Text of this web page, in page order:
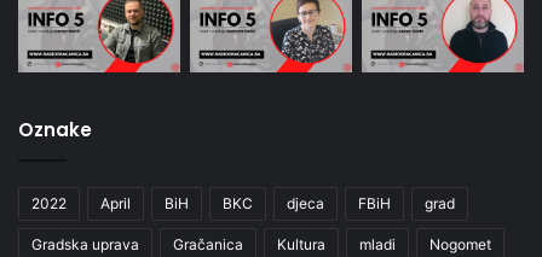
Oznake
2022 April BiH BKC djeca FBiH grad
Gradska uprava Gračanica Kultura mladi Nogomet